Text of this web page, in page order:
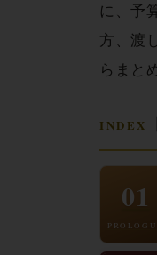
に、予
方、渡
らまと
01